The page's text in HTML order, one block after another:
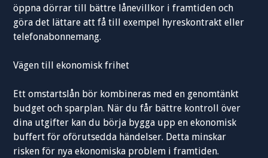
öppna dörrar till bättre lånevillkor i framtiden och
göra det lättare att få till exempel hyreskontrakt eller
telefonabonnemang.
Vägen till ekonomisk frihet
Ett omstartslån bör kombineras med en genomtänkt
budget och sparplan. När du får bättre kontroll över
dina utgifter kan du börja bygga upp en ekonomisk
buffert för oförutsedda händelser. Detta minskar
risken för nya ekonomiska problem i framtiden.